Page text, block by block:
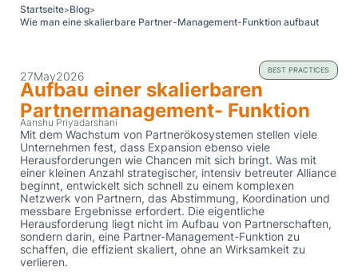
Startseite>Blog>
Wie man eine skalierbare Partner-Management-Funktion aufbaut
27May2026 BEST PRACTICES
Aufbau einer skalierbaren
Partnermanagement- Funktion
Aanshu Priyadarshani
Mit dem Wachstum von Partnerökosystemen stellen viele
Unternehmen fest, dass Expansion ebenso viele
Herausforderungen wie Chancen mit sich bringt. Was mit
einer kleinen Anzahl strategischer, intensiv betreuter Alliance
beginnt, entwickelt sich schnell zu einem komplexen
Netzwerk von Partnern, das Abstimmung, Koordination und
messbare Ergebnisse erfordert. Die eigentliche
Herausforderung liegt nicht im Aufbau von Partnerschaften,
sondern darin, eine Partner-Management-Funktion zu
schaffen, die effizient skaliert, ohne an Wirksamkeit zu
verlieren.